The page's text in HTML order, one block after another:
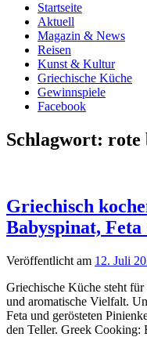
Startseite
Aktuell
Magazin & News
Reisen
Kunst & Kultur
Griechische Küche
Gewinnspiele
Facebook
Schlagwort: rote
Griechisch
Babyspinat,
Veröffentlicht am 12. Juli
Griechische Küche steht für
und aromatische Vielfalt.
Feta und gerösteten
den Teller. Greek